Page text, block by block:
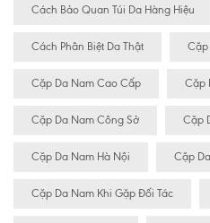
Cách Bảo Quan Túi Da Hàng Hiệu
Cách Phân Biệt Da Thật Cặp
Cặp Da Nam Cao Cấp Cặp
Cặp Da Nam Công Sở Cặp
Cặp Da Nam Hà Nội Cặp
Cặp Da Nam Khi Gặp Đối Tác